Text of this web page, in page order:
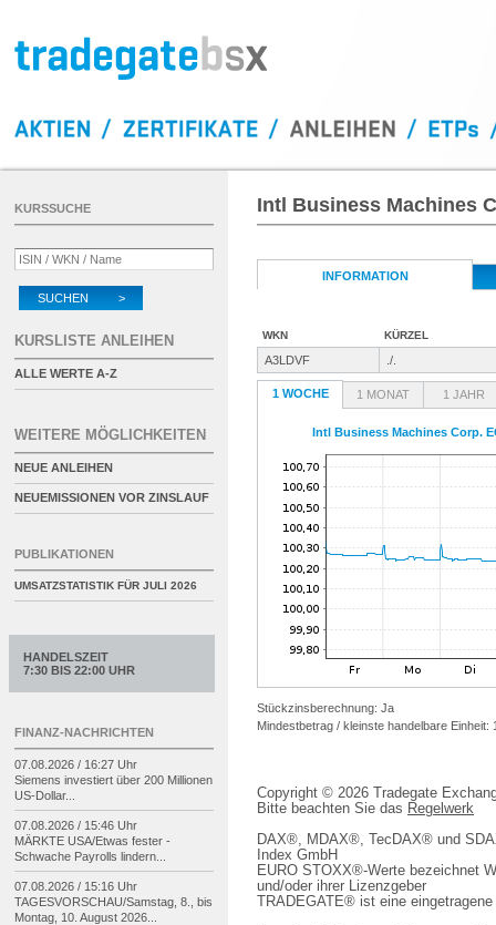
Intl Business Machines
INFORMATION
WKN KÜRZEL
A3LDVF ./.
1 WOCHE 1 MONAT 1 JAHR
Intl Business Machines Corp.
Stückzinsberechnung: Ja
Mindestbetrag / kleinste handelbare Einheit:
Copyright © 2026 Tradegate
Bitte beachten Sie das Regelwerk
DAX®, MDAX®, TecDAX® und
Index GmbH
EURO STOXX®-Werte bezeichnet
und/oder ihrer Lizenzgeber
TRADEGATE® ist eine
KURSSUCHE
SUCHEN >
KURSLISTE ANLEIHEN
ALLE WERTE A-Z
WEITERE MÖGLICHKEITEN
NEUE ANLEIHEN
NEUEMISSIONEN VOR ZINSLAUF
PUBLIKATIONEN
UMSATZSTATISTIK FÜR JULI 2026
HANDELSZEIT
7:30 BIS 22:00 UHR
FINANZ-NACHRICHTEN
07.08.2026 / 16:27 Uhr
Siemens investiert über 200 Millionen
US-Dollar...
07.08.2026 / 15:46 Uhr
MÄRKTE USA/Etwas fester -
Schwache Payrolls lindern...
07.08.2026 / 15:16 Uhr
TAGESVORSCHAU/Samstag, 8., bis
Montag, 10. August 2026...